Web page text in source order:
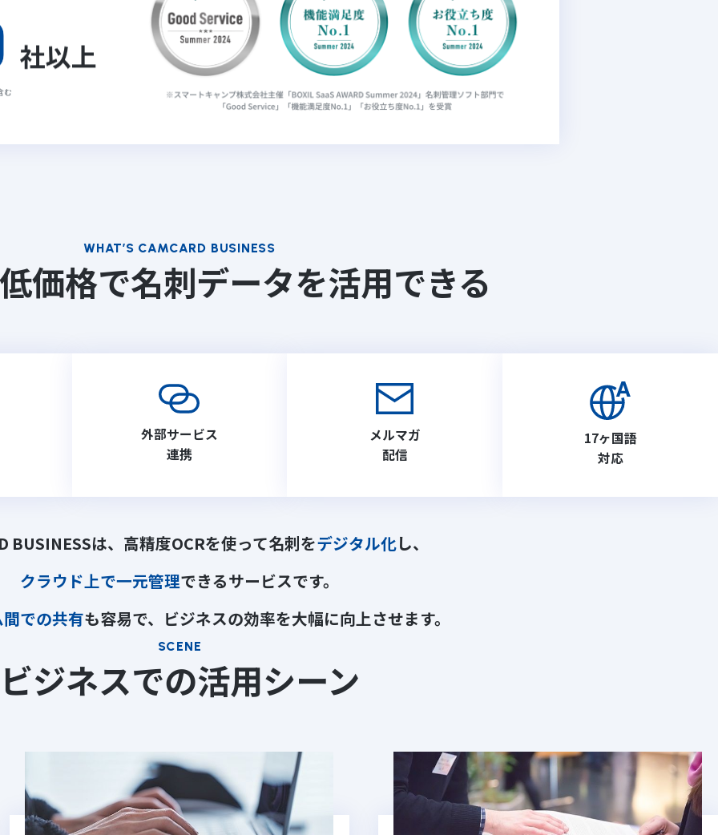
WHAT’S CAMCARD BUSINESS
価格で名刺データを活用できる
外部サービス
連携
メルマガ
配信
17ヶ国語
対応
BUSINESSは、高精度OCRを使って名刺をデジタル化し、
クラウド上で一元管理できるサービスです。
での共有も容易で、ビジネスの効率を大幅に向上させます。
SCENE
ビジネスでの活用シーン